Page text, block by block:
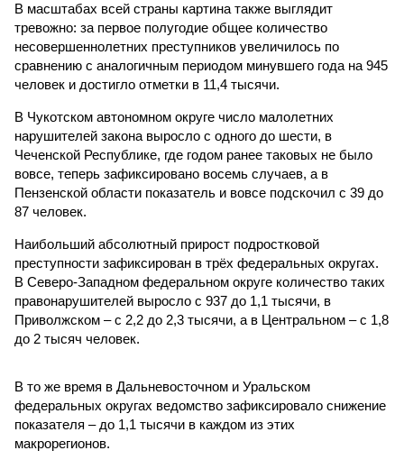
В масштабах всей страны картина также выглядит
тревожно: за первое полугодие общее количество
несовершеннолетних преступников увеличилось по
сравнению с аналогичным периодом минувшего года на 945
человек и достигло отметки в 11,4 тысячи.
В Чукотском автономном округе число малолетних
нарушителей закона выросло с одного до шести, в
Чеченской Республике, где годом ранее таковых не было
вовсе, теперь зафиксировано восемь случаев, а в
Пензенской области показатель и вовсе подскочил с 39 до
87 человек.
Наибольший абсолютный прирост подростковой
преступности зафиксирован в трёх федеральных округах.
В Северо-Западном федеральном округе количество таких
правонарушителей выросло с 937 до 1,1 тысячи, в
Приволжском – с 2,2 до 2,3 тысячи, а в Центральном – с 1,8
до 2 тысяч человек.
В то же время в Дальневосточном и Уральском
федеральных округах ведомство зафиксировало снижение
показателя – до 1,1 тысячи в каждом из этих
макрорегионов.